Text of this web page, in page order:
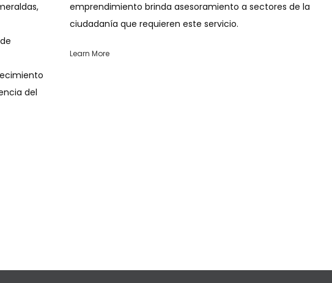
del
emprendimiento brinda asesoramiento a sectores de la
ciudadanía que requieren este servicio.
Learn More